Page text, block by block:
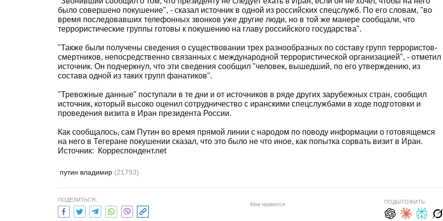
было совершено покушение", - сказал источник в одной из российских спецслужб. По его словам, "во
время последовавших телефонных звонков уже другие люди, но в той же манере сообщали, что
террористические группы готовы к покушению на главу российского государства".
"Также были получены сведения о существовании трех разнообразных по составу групп террористов-
смертников, непосредственно связанных с международной террористической организацией", - отметил
источник. Он подчеркнул, что эти сведения сообщил "человек, вышедший, по его утверждению, из
состава одной из таких групп фанатиков".
"Тревожные данные" поступали в те дни и от источников в ряде других зарубежных стран, сообщил
источник, который высоко оценил сотрудничество с иранскими спецслужбами в ходе подготовки и
проведения визита в Иран президента России.
Как сообщалось, сам Путин во время прямой линии с народом по поводу информации о готовящемся
на него в Тегеране покушении сказал, что это было не что иное, как попытка сорвать визит в Иран.
Источник:
Корреспондент.net
путин владимир (21793)
ПОДЕЛИТЬСЯ:
Мне нравится ПОДЫТОЖИТЬ: